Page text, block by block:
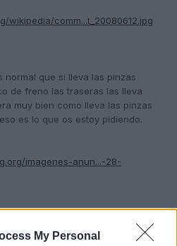
My Personal
wikipedia/comm...t_20080612.jpg
normal que si lleva las pinzas
de freno las traseras las lleva
muy bien como lleva las pinzas
es lo que os estoy pidiendo.
imagenes-anun...-28-